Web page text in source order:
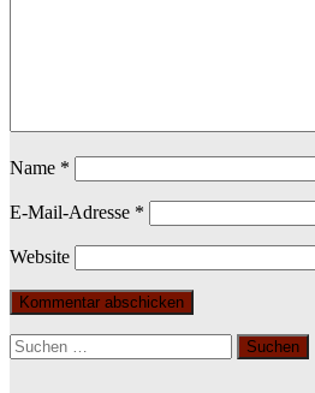
Name *
E-Mail-Adresse *
Website
Suchen
nach: